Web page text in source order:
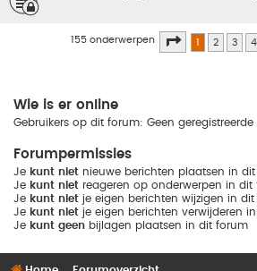
155 onderwerpen Pagina1 van
1 2 3 4
Wie is er online
Gebruikers op dit forum: Geen geregistreerde
Forumpermissies
Je kunt niet nieuwe berichten plaatsen in
Je kunt niet reageren op onderwerpen in dit
Je kunt niet je eigen berichten wijzigen in
Je kunt niet je eigen berichten verwijderen
Je kunt geen bijlagen plaatsen in dit forum